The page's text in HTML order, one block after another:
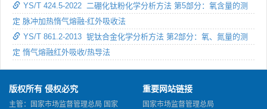
YS/T 424.5-2022 二硼化钛粉化学分析方法 第5部分：氧含量的测
定 脉冲加热惰气熔融-红外吸收法
YS/T 861.2-2013 铌钛合金化学分析方法 第2部分：氧、氮量的测
定 惰气熔融红外吸收/热导法
版权所有 侵权必究
主管：国家市场监督管理总局 国家
重要网站链接
国家市场监督管理总局